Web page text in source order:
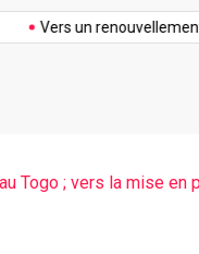
Vers un renouvellement du...
ème
UFC
Togo ; vers la mise en